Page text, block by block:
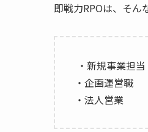
即戦力RPOは、そん
・新規事業担当
・企画運営職
・法人営業